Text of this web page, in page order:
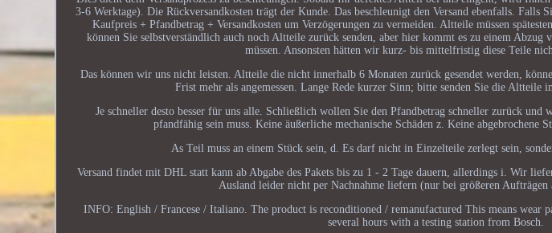
3-6 Werktage). Die Rückversandkosten trägt der Kunde. Das beschleunigt den Versand ebenfalls. Falls
Kaufpreis + Pfandbetrag + Versandkosten um Verzögerungen zu vermeiden. Altteile müssen
können Sie selbstverständlich auch noch Altteile zurück senden, aber hier kommt es zu einem
müssen. Ansonsten hätten wir kurz- bis mittelfristig diese Teile
Das können wir uns nicht leisten. Altteile die nicht innerhalb 6 Monaten zurück gesendet werden,
Frist mehr als angemessen. Lange Rede kurzer Sinn; bitte senden Sie die Altteile
Je schneller desto besser für uns alle. Schließlich wollen Sie den Pfandbetrag schneller zurück
pfandfähig sein muss. Keine äußerliche mechanische Schäden z. Keine abgebrochene
As Teil muss an einem Stück sein, d. Es darf nicht in Einzelteile zerlegt sein,
Versand findet mit DHL statt kann ab Abgabe des Pakets bis zu 1 - 2 Tage dauern, allerdings i. Wir
Ausland leider nicht per Nachnahme liefern (nur bei größeren
INFO: English / Francese / Italiano. The product is reconditioned / remanufactured This means wear
several hours with a testing station from Bosch.